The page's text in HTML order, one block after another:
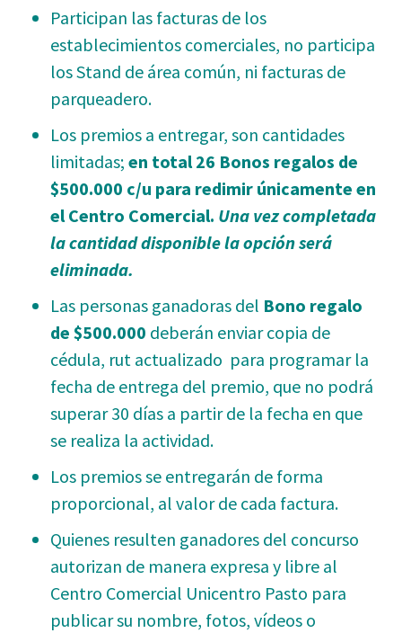
Participan las facturas de los
establecimientos comerciales, no participa
los Stand de área común, ni facturas de
parqueadero.
Los premios a entregar, son cantidades
limitadas;en total 26 Bonos regalos de
$500.000 c/u para redimir únicamente en
el Centro Comercial. Una vez completada
la cantidad disponible la opción será
eliminada.
Las personas ganadoras del Bono regalo
de $500.000 deberán enviar copia de
cédula, rut actualizado para programar la
fecha de entrega del premio, que no podrá
superar 30 días a partir de la fecha en que
se realiza la actividad.
Los premios se entregarán de forma
proporcional, al valor de cada factura.
Quienes resulten ganadores del concurso
autorizan de manera expresa y libre al
Centro Comercial Unicentro Pasto para
publicar su nombre, fotos, vídeos o